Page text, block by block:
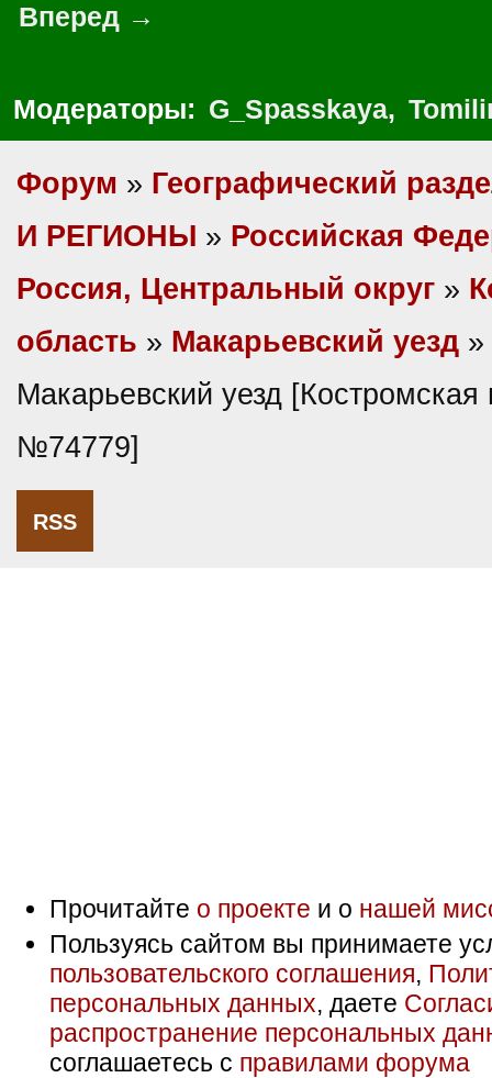
Вперед →
Модераторы: G_Spasskaya,
Форум » Географический
И РЕГИОНЫ » Российская
Россия, Центральный округ »
область » Макарьевский уезд »
Макарьевский уезд [Костромская
№74779]
RSS
Прочитайте о проекте и о нашей
Пользуясь сайтом вы принимаете
пользовательского соглашения,
персональных данных, даете
распространение персональных
соглашаетесь с правилами форума